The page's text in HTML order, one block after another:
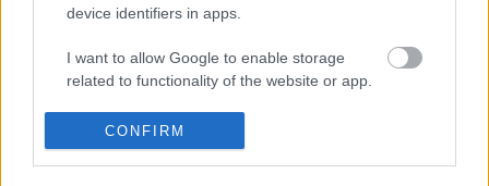
device identifiers in apps.
I want to allow Google to enable storage
related to functionality of the website or app.
I want to allow Google to enable storage
related to personalization.
CONFIRM
Augusztusban jön az év legvidámabb